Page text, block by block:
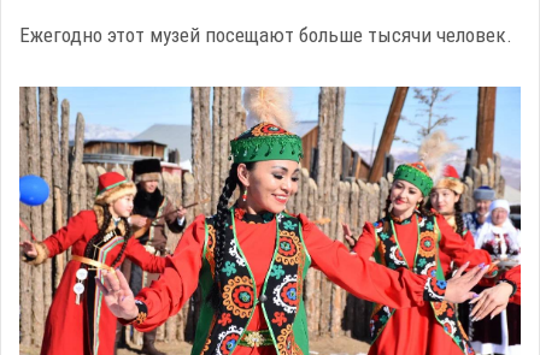
Ежегодно этот музей посещают больше тысячи человек.